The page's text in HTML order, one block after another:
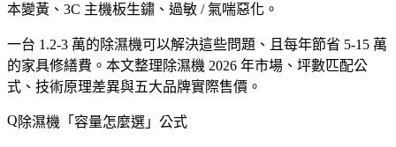
本變黃、3C 主機板生鏽、過敏 / 氣喘惡化。
一台 1.2-3 萬的除濕機可以解決這些問題、且每年節省 5-15 萬
的家具修繕費。本文整理除濕機 2026 年市場、坪數匹配公
式、技術原理差異與五大品牌實際售價。
除濕機「 容量怎麼選 」公式